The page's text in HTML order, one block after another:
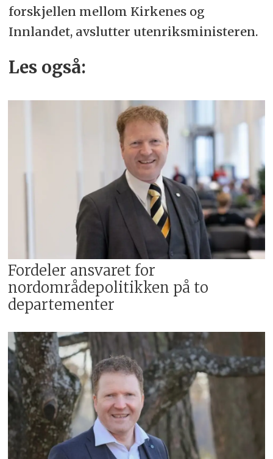
forskjellen mellom Kirkenes og
Innlandet, avslutter utenriksministeren.
Les også:
Fordeler ansvaret for
nordområdepolitikken på to
departementer